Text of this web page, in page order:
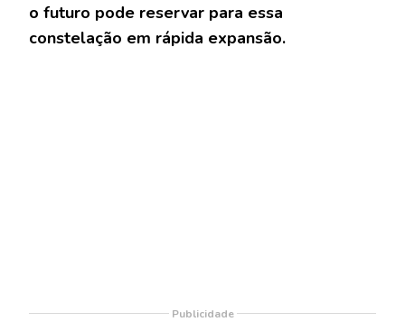
o futuro pode reservar para essa
constelação em rápida expansão.
Publicidade